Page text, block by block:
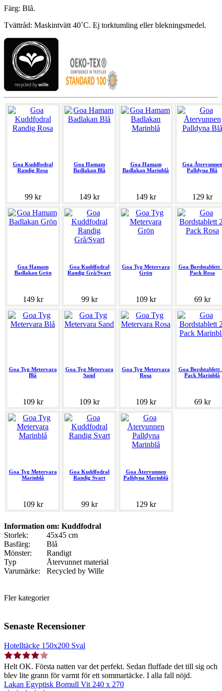
Färg: Blå.
Tvättråd: Maskintvätt 40˚C. Ej torktumling eller blekningsmedel.
Goa Kuddfodral
Randig Rosa
99 kr
Goa Hamam
Badlakan Blå
149 kr
Goa Hamam
Badlakan Marinblå
149 kr
Goa Återvunnen
Palldyna Blå
129 kr
Goa Hamam
Badlakan Grön
149 kr
Goa Kuddfodral
Randig Grå/Svart
99 kr
Goa Tyg Metervara
Grön
109 kr
Goa Bordstablett
Pack Rosa
69 kr
Goa Tyg Metervara
Blå
109 kr
Goa Tyg Metervara
Sand
109 kr
Goa Tyg Metervara
Rosa
109 kr
Goa Bordstablett
Pack Marinblå
69 kr
Goa Tyg Metervara
Marinblå
109 kr
Goa Kuddfodral
Randig Svart
99 kr
Goa Återvunnen
Palldyna Marinblå
129 kr
Information om: Kuddfodral
Storlek:
45x45 cm
Basfärg:
Blå
Mönster:
Randigt
Typ
Återvunnet material
Varumärke:
Recycled by Wille
Fler kategorier
Senaste Recensioner
Hotelltäcke 150x200 Sval
Helt OK. Första natten var det perfekt. Sedan fluffade det till sig och
blev lite grann för varmt för ett sommartäcke. I alla fall nöjd.
Lakan Egyptisk Bomull Vit 240 x 270